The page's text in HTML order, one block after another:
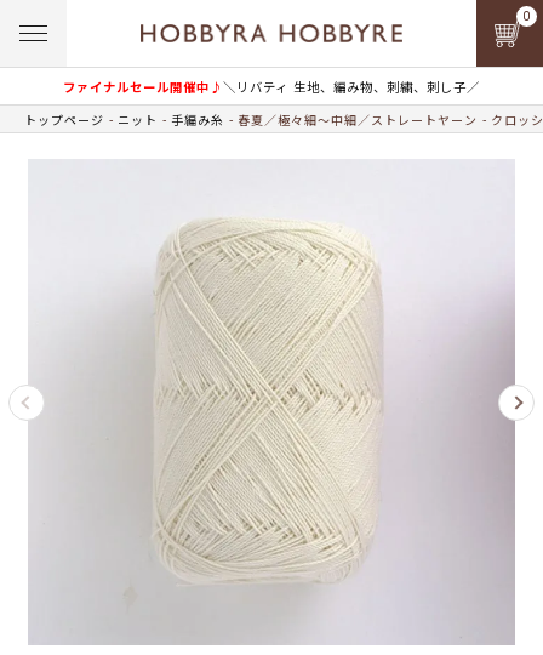
ファイナルセール開催中♪＼リバティ 生地、編み物、刺繍、刺し子／
0
トップページ ニット 手編み糸 春夏／極々細～中細／ストレートヤーン クロッ